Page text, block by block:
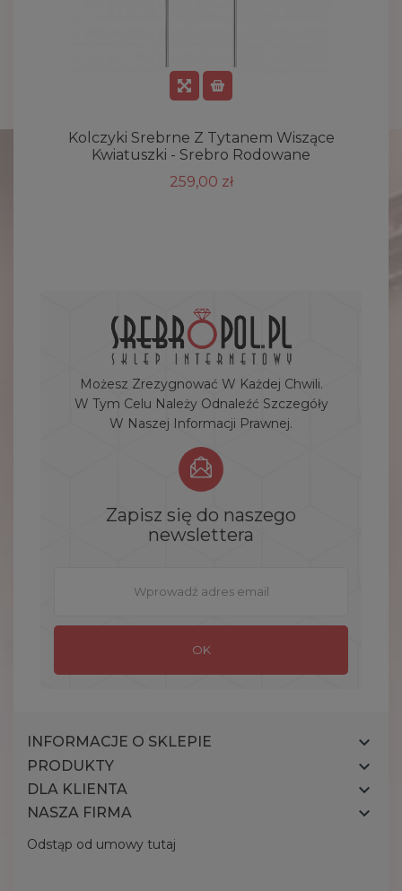
Kolczyki Srebrne Z Tytanem Wiszące
Kwiatuszki - Srebro Rodowane
259,00 zł
Możesz Zrezygnować W Każdej Chwili.
W Tym Celu Należy Odnaleźć Szczegóły
W Naszej Informacji Prawnej.
Zapisz się do naszego
newslettera
INFORMACJE O SKLEPIE 
PRODUKTY 
DLA KLIENTA 
NASZA FIRMA 
Odstąp od umowy tutaj